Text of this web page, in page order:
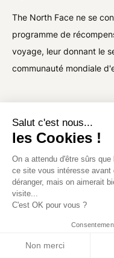
Salut c'est nous...
les Cookies !
On a attendu d'être sûrs que
ce site vous intéresse avant
déranger, mais on aimerait
visite...
C'est OK pour vous ?
Non merci
The North Face ne se
programme de
voyage, leur donnant le
communauté mondiale